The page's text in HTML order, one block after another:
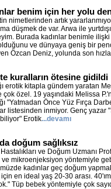
benim için her yolu
nimetlerinden artık
düşmek de var. Arwa ile
Burada kadınlar benimle
ve dünyaya geniş bir
Özcan Deniz, yolunda son
kuralların ötesine gidildi
erotik kitapla gündem yaratan
çok özel. 19 yaşındaki Melissa
"Yatmadan Önce Yüz Fırça
listesinden inmiyor. Genç yazar
Erotik...devamı
doğum sağlıksız
Hastalıkları ve Doğum Uzmanı
ve mikroenjeksiyon yöntemiyle
kadınlar geç doğum
en ideal yaş 20-30 arası.
Tüp bebek yöntemiyle çok